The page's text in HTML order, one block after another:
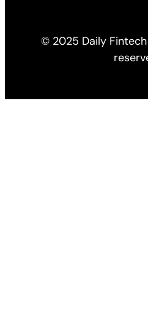
© 2025 Daily